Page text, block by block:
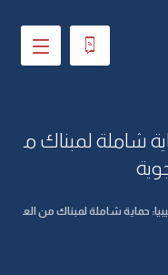
شاملة لمبناك م
حماية شاملة لمبناك من الع